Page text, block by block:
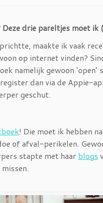
drie pareltjes moet ik
maakte ik vaak
op internet vinden?
namelijk gewoon ‘open’
dan via de Appie-
geschut.
! Die moet ik hebben
of afval-perikelen.
stapte met haar blogs